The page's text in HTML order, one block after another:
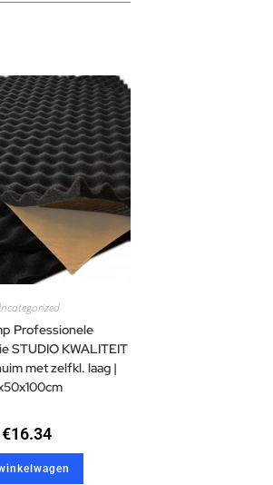
Professionele
STUDIO KWALITEIT
met zelfkl. laag |
€16.34